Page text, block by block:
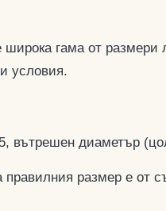
гама от размери
условия.
вътрешен диаметър
правилния размер е от